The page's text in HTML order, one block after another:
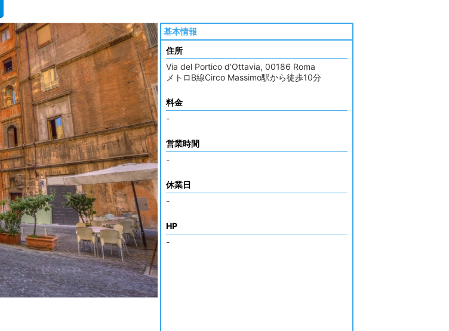
基本情報
住所
Via del Portico d'Ottavia, 00186 Roma
メトロB線Circo Massimo駅から徒歩10分
料金
-
営業時間
-
休業日
-
HP
-